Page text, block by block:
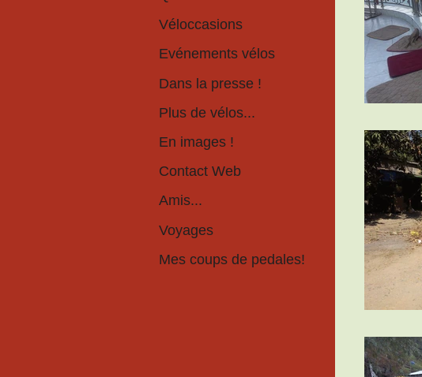
Véloccasions
Evénements vélos
Dans la presse !
Plus de vélos...
En images !
Contact Web
Amis...
Voyages
Mes coups de pedales!